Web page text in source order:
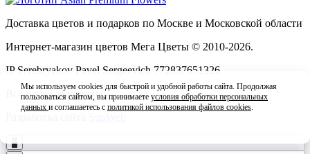
Доставка цветов и подарков по Москве и Московской области
Интернет-магазин цветов Мега Цветы © 2010-2026.
IP Serebryakov Pavel Sergeevich 772837651326
Все права защищены
Мы используем cookies для быстрой и удобной работы сайта. Продолжая
пользоваться сайтом, вы принимаете условия обработки персональных
данных и соглашаетесь с политикой использования файлов cookies.
+